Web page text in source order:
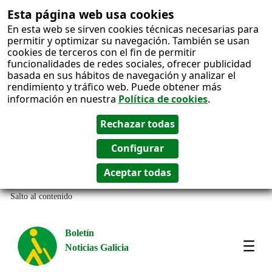
Esta página web usa cookies
En esta web se sirven cookies técnicas necesarias para
permitir y optimizar su navegación. También se usan
cookies de terceros con el fin de permitir
funcionalidades de redes sociales, ofrecer publicidad
basada en sus hábitos de navegación y analizar el
rendimiento y tráfico web. Puede obtener más
información en nuestra Política de cookies.
Salto al contenido
Boletín
Noticias Galicia